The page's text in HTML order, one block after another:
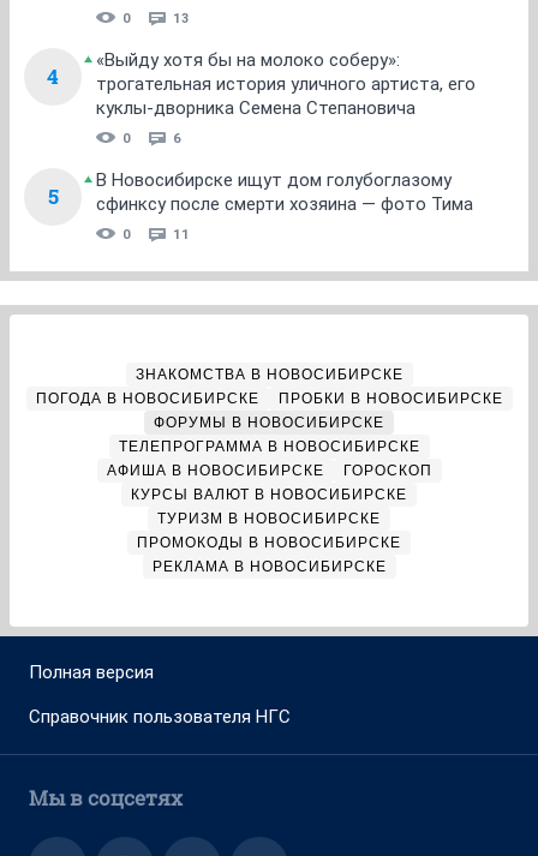
0 13
4
«Выйду хотя бы на молоко соберу»:
трогательная история уличного артиста, его
куклы-дворника Семена Степановича
0 6
5
В Новосибирске ищут дом голубоглазому
сфинксу после смерти хозяина — фото Тима
0 11
ЗНАКОМСТВА В НОВОСИБИРСКЕ
ПОГОДА В НОВОСИБИРСКЕ
ПРОБКИ В НОВОСИБИРСКЕ
ФОРУМЫ В НОВОСИБИРСКЕ
ТЕЛЕПРОГРАММА В НОВОСИБИРСКЕ
АФИША В НОВОСИБИРСКЕ
ГОРОСКОП
КУРСЫ ВАЛЮТ В НОВОСИБИРСКЕ
ТУРИЗМ В НОВОСИБИРСКЕ
ПРОМОКОДЫ В НОВОСИБИРСКЕ
РЕКЛАМА В НОВОСИБИРСКЕ
Полная версия
Справочник пользователя НГС
Мы в соцсетях